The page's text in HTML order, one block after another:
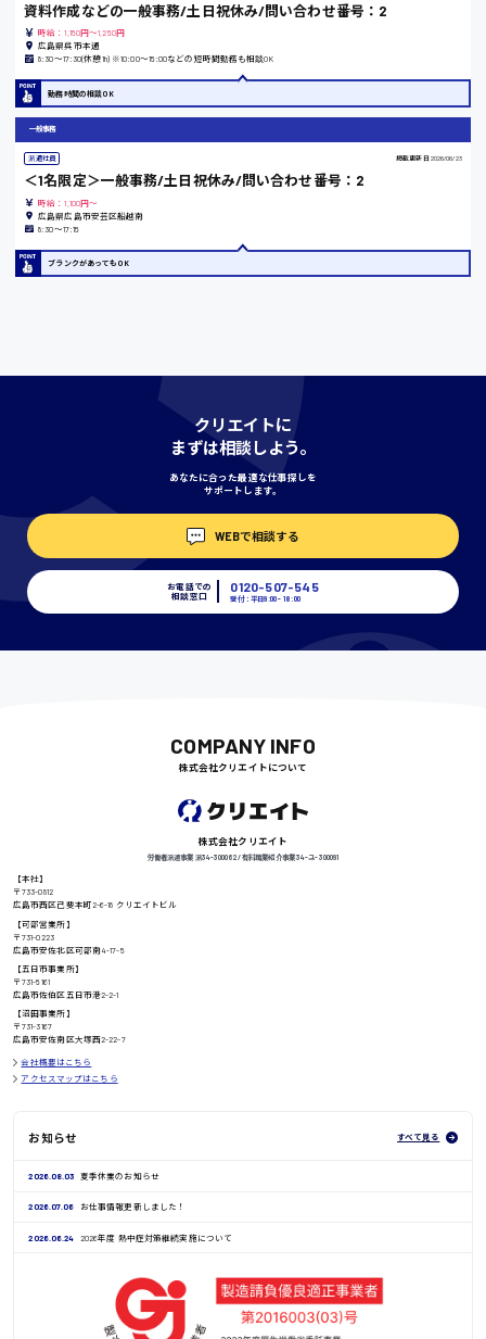
島根県
香川県
愛知県
高知県
鳥取県
時給1100円〜
日給8000円〜
資料作成などの一般事務/土日祝休み/問い合わせ番号：2
時給：1,150円～1,250円
広島県呉市本通
8:30〜17:30(休憩1h) ※10:00〜15:00などの短時間勤務も相談OK
勤務時間の相談OK
一般事務
派遣社員 掲載更新日 2026/06/23
＜1名限定＞一般事務/土日祝休み/問い合わせ番号：2
時給：1,100円～
広島県広島市安芸区船越南
8:30〜17:15
ブランクがあってもOK
クリエイトに
まずは相談しよう。
あなたに合った最適な仕事探しを
サポートします。
WEBで相談する
お電話での
相談窓口
0120-507-545
受付：平日9:00 - 18:00
COMPANY INFO
株式会社クリエイトについて
株式会社クリエイト
労働者派遣事業 派34-300062 / 有料職業紹介事業 34-ユ-300091
【本社】
〒733-0812
広島市西区己斐本町2-6-18 クリエイトビル
【可部営業所】
〒731-0223
広島市安佐北区可部南4-17-5
【五日市事業所】
〒731-5161
広島市佐伯区五日市港2-2-1
【沼田事業所】
〒731-3167
広島市安佐南区大塚西2-22-7
会社概要はこちら
アクセスマップはこちら
お知らせ すべて見る
2026.08.03 夏季休業のお知らせ
2026.07.06 お仕事情報更新しました！
2026.06.24 2026年度 熱中症対策継続実施について